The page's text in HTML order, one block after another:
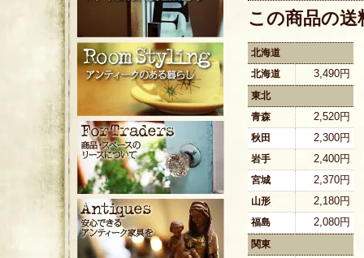
この商品の
北海道
北海道
3,490円
東北
青森
2,520円
秋田 2,300円
岩手 2,400円
宮城 2,370円
山形 2,180円
福島 2,080円
関東